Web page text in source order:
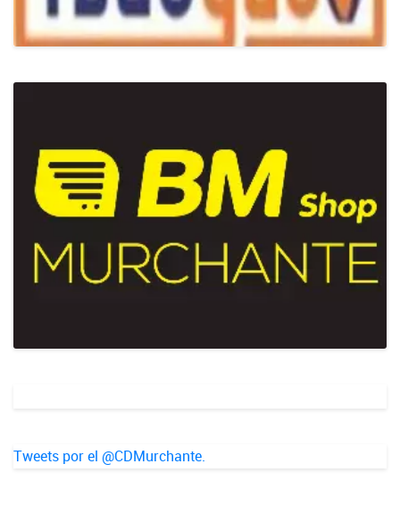
Tweets por el @CDMurchante.